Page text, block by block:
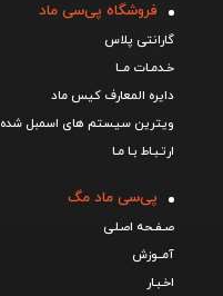
فروشگاه پی‌سی ماد
گارانتی پلاس
خـدمـات مــا
دایره المعارف کیس ماد
ویترین سیستم های اسمبل شده
ارتـبـاط بـا مـا
پی‌سی ماد مگ
صـفـحه اصـلی
آمــوزش
اخـبـار